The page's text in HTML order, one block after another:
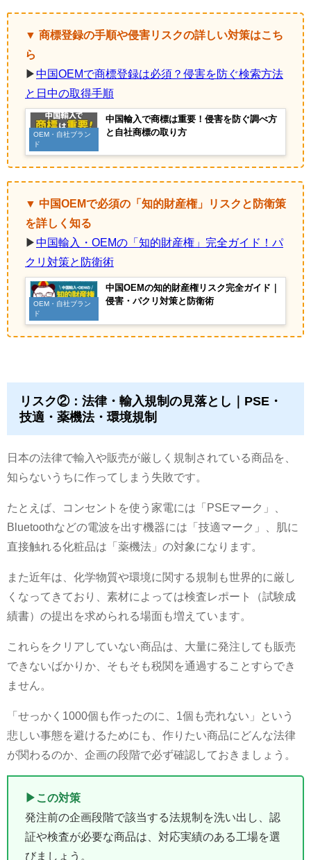
▼ 商標登録の手順や侵害リスクの詳しい対策はこち
ら
▶中国OEMで商標登録は必須？侵害を防ぐ検索方法
と日中の取得手順
OEM・自社ブラン
ド
中国輸入で商標は重要！侵害を防ぐ調べ方
と自社商標の取り方
▼ 中国OEMで必須の「知的財産権」リスクと防衛策
を詳しく知る
▶中国輸入・OEMの「知的財産権」完全ガイド！パ
クリ対策と防衛術
OEM・自社ブラン
ド
中国OEMの知的財産権リスク完全ガイド｜
侵害・パクリ対策と防衛術
リスク②：法律・輸入規制の見落とし｜PSE・
技適・薬機法・環境規制
日本の法律で輸入や販売が厳しく規制されている商品を、
知らないうちに作ってしまう失敗です。
たとえば、コンセントを使う家電には「PSEマーク」、
Bluetoothなどの電波を出す機器には「技適マーク」、肌に
直接触れる化粧品は「薬機法」の対象になります。
また近年は、化学物質や環境に関する規制も世界的に厳し
くなってきており、素材によっては検査レポート（試験成
績書）の提出を求められる場面も増えています。
これらをクリアしていない商品は、大量に発注しても販売
できないばかりか、そもそも税関を通過することすらでき
ません。
「せっかく1000個も作ったのに、1個も売れない」という
悲しい事態を避けるためにも、作りたい商品にどんな法律
が関わるのか、企画の段階で必ず確認しておきましょう。
▶この対策
発注前の企画段階で該当する法規制を洗い出し、認
証や検査が必要な商品は、対応実績のある工場を選
びましょう。